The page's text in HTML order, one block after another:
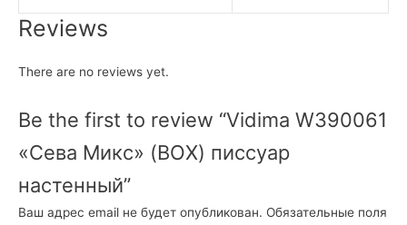
Reviews
There are no reviews yet.
Be the first to review “Vidima W390061
«Сева Микс» (BOX) писсуар
настенный”
Ваш адрес email не будет опубликован. Обязательные поля